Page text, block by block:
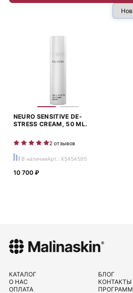
NEURO SENSITIVE DE-
STRESS CREAM, 50 ML.
2 отзывов
В наличииАрт.: X5454595
10 700 ₽
КАТАЛОГ
О НАС
ОПЛАТА
БЛОГ
КОНТАКТЫ